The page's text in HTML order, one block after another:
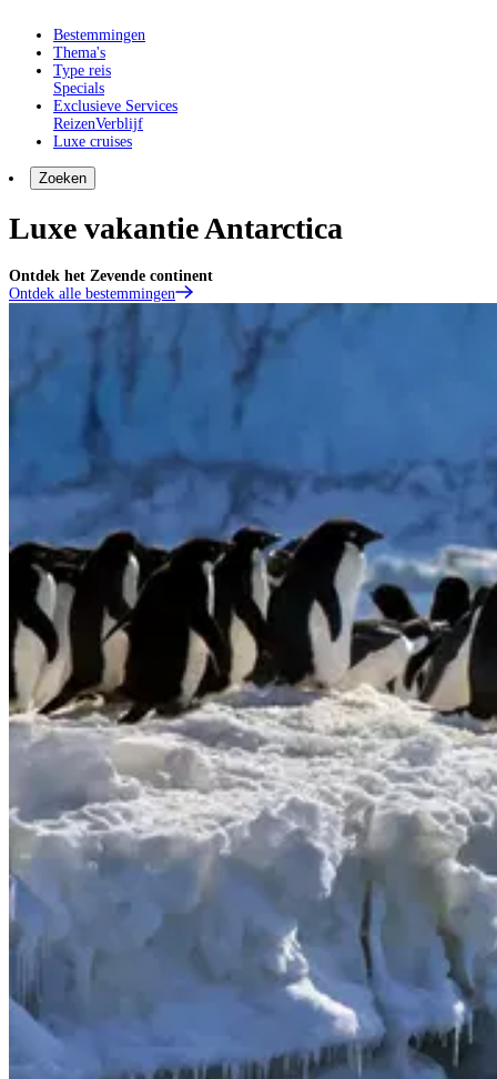
Bestemmingen
Thema's
Type reis
Specials
Exclusieve Services
ReizenVerblijf
Luxe cruises
Zoeken
Luxe vakantie Antarctica
Ontdek het Zevende continent
Ontdek alle bestemmingen